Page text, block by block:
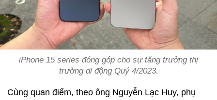
iPhone 15 series đóng góp cho sự tăng trưởng thị
trường di động Quý 4/2023.
Cùng quan điểm, theo ông Nguyễn Lạc Huy, phụ